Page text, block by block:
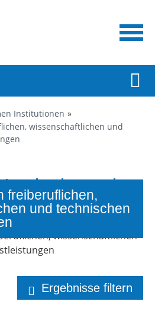
Institutionen
wissenschaftlichen und
in
freiberuflichen,
und technischen
Ergebnisse filtern